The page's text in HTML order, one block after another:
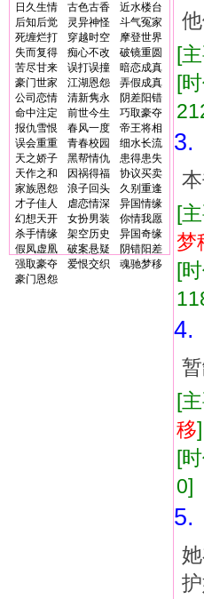
日久生情
古色古香
近水楼台
后知后觉
灵异神怪
斗气冤家
死缠烂打
穿越时空
摩登世界
失而复得
痴心不改
破镜重圆
苦尽甘来
误打误撞
暗恋成真
豪门世家
江湖恩怨
弄假成真
公司恋情
清新隽永
阴差阳错
命中注定
前世今生
巧取豪夺
报仇雪恨
春风一度
帝王将相
误会重重
青春校园
细水长流
天之娇子
黑帮情仇
患得患失
天作之和
因祸得福
协议买卖
家族恩怨
浪子回头
久别重逢
才子佳人
虐恋情深
异国情缘
幻想天开
女扮男装
你情我愿
杀手情缘
架空历史
异国奇缘
假凤虚凰
破案悬疑
阴错阳差
强取豪夺
爱恨交织
魂驰梦移
豪门恩怨
[
[
3.
[
梦
[
4.
[
移
[
5.